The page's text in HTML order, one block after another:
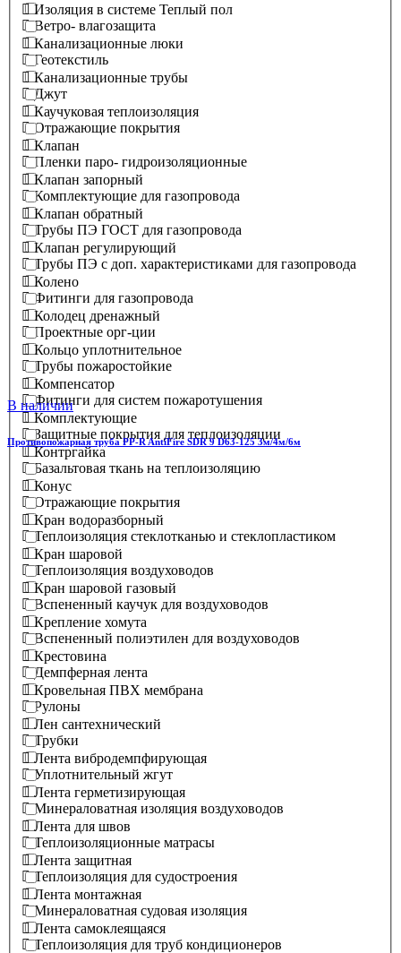
Ветро- влагозащита
Геотекстиль
Джут
Отражающие покрытия
Пленки паро- гидроизоляционные
Комплектующие для газопровода
Трубы ПЭ ГОСТ для газопровода
Трубы ПЭ с доп. характеристиками для газопровода
Фитинги для газопровода
Проектные орг-ции
Трубы пожаростойкие
Фитинги для систем пожаротушения
Защитные покрытия для теплоизоляции
Базальтовая ткань на теплоизоляцию
Отражающие покрытия
Теплоизоляция стеклотканью и стеклопластиком
Теплоизоляция воздуховодов
Вспененный каучук для воздуховодов
Вспененный полиэтилен для воздуховодов
Демпферная лента
Рулоны
Трубки
Уплотнительный жгут
Минераловатная изоляция воздуховодов
Теплоизоляционные матрасы
Теплоизоляция для судостроения
Минераловатная судовая изоляция
Теплоизоляция для труб кондиционеров
Изоляция в системе Теплый пол
Канализационные люки
Канализационные трубы
Каучуковая теплоизоляция
Клапан
Клапан запорный
Клапан обратный
Клапан регулирующий
Колено
Колодец дренажный
Кольцо уплотнительное
Компенсатор
Комплектующие
Контргайка
Конус
Кран водоразборный
Кран шаровой
Кран шаровой газовый
Крепление хомута
Крестовина
Кровельная ПВХ мембрана
Лен сантехнический
Лента вибродемпфирующая
Лента герметизирующая
Лента для швов
Лента защитная
Лента монтажная
Лента самоклеящаяся
В наличии
Противопожарная труба PP-R AntiFire SDR 9 D63-125 3м/4м/6м